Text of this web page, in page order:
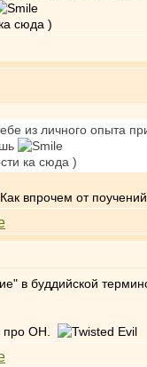
сюда )
из личного опыта
ка сюда )
впрочем от
в буддийской
про ОН.